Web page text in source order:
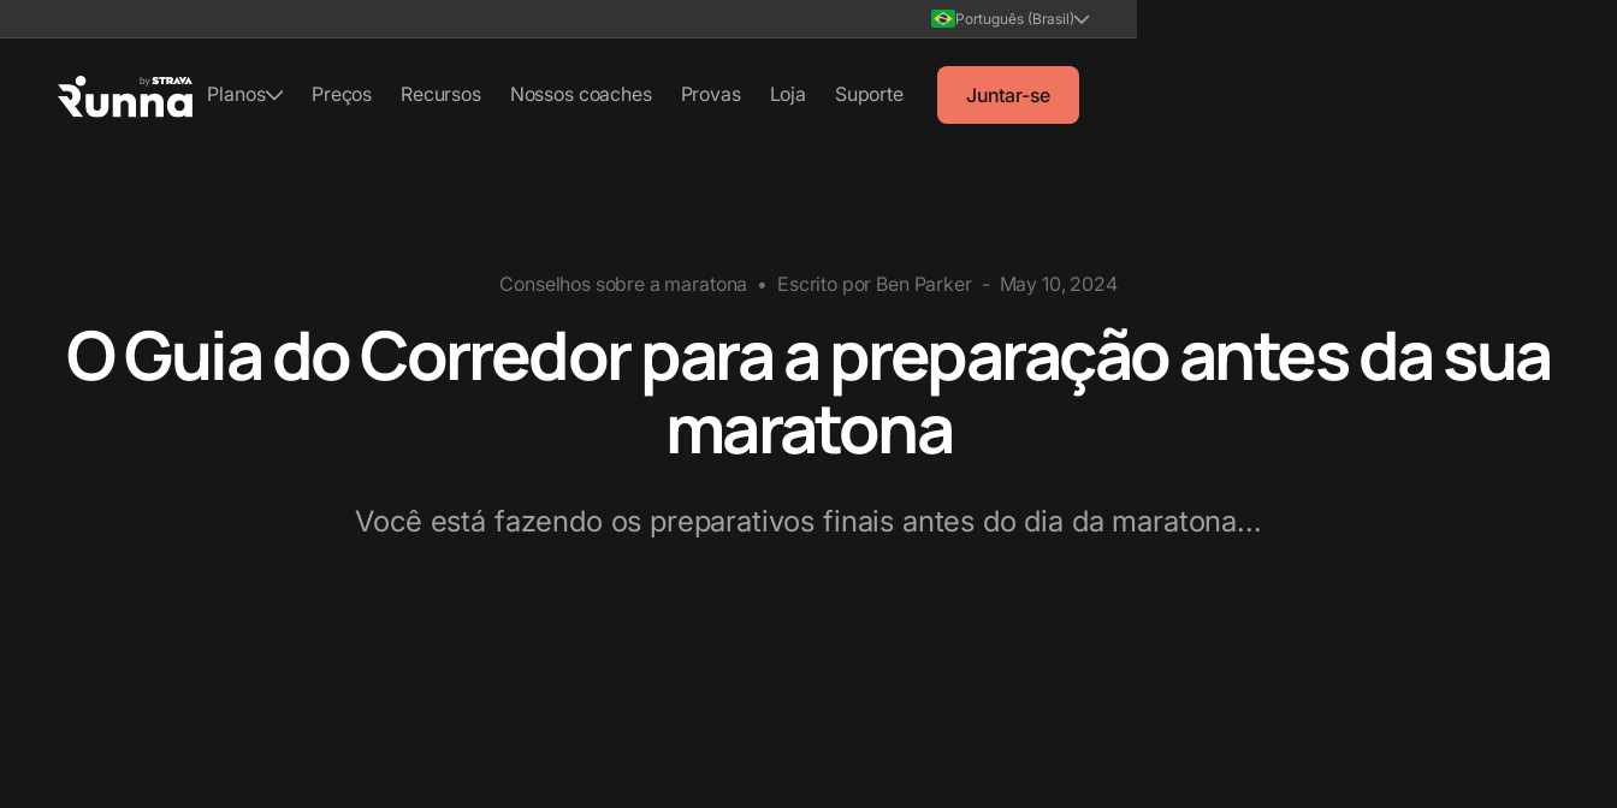
Português (Brasil)
Planos Preços Recursos Nossos coaches Provas Loja Suporte Juntar-se
Conselhos sobre a maratona • Escrito por Ben Parker - May 10, 2024
O Guia do Corredor para a preparação antes da sua
maratona
Você está fazendo os preparativos finais antes do dia da maratona...